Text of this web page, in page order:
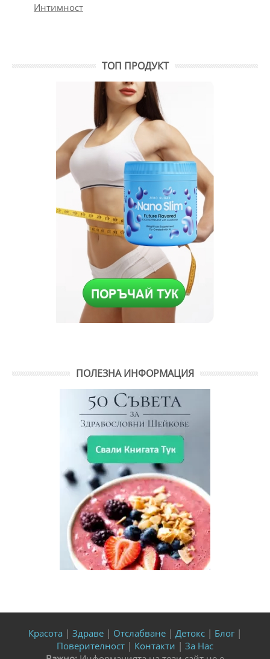
Интимност
ТОП ПРОДУКТ
ПОЛЕЗНА ИНФОРМАЦИЯ
Красота | Здраве | Отслабване | Детокс | Блог |
Поверителност | Контакти | За Нас